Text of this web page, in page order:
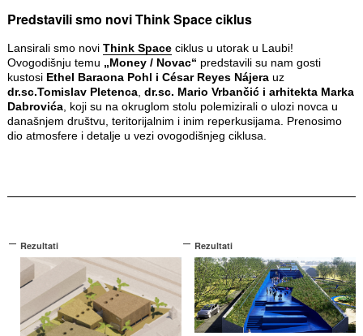
Predstavili smo novi Think Space ciklus
Lansirali smo novi Think Spaceciklus u utorak u Laubi!
Ovogodišnju temu „Money / Novac“ predstavili su nam gosti
kustosi Ethel Baraona Pohl i César Reyes Nájerauz
dr.sc.Tomislav Pletenca, dr.sc. Mario Vrbančić i arhitekta Marka
Dabrovića, koji su na okruglom stolu polemizirali o ulozi novca u
današnjem društvu, teritorijalnim i inim reperkusijama. Prenosimo
dio atmosfere i detalje u vezi ovogodišnjeg ciklusa.
Rezultati Rezultati